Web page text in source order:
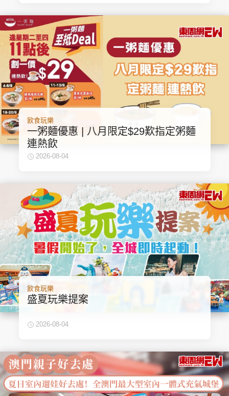
飲食玩樂
一粥麵優惠 | 八月限定$29歎指定粥麵
連熱飲
2026-08-04
飲食玩樂
盛夏玩樂提案
2026-08-04